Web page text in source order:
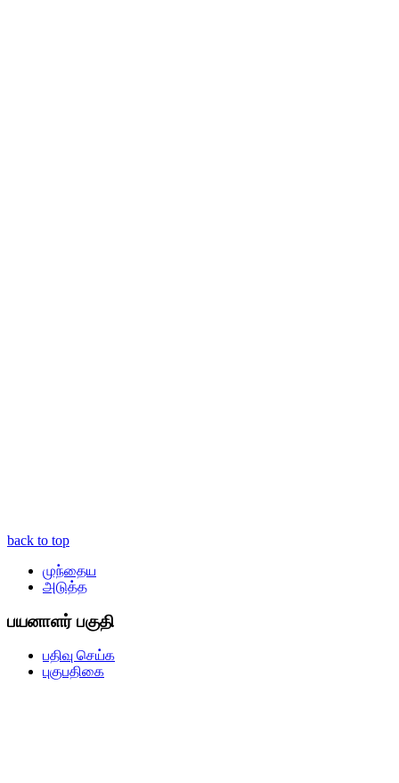
back to top
முந்தைய
அடுத்த
பயனாளர் பகுதி
பதிவு செய்க
புகுபதிகை